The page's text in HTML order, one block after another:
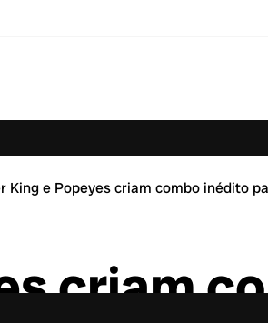
King e Popeyes criam combo inédito
criam